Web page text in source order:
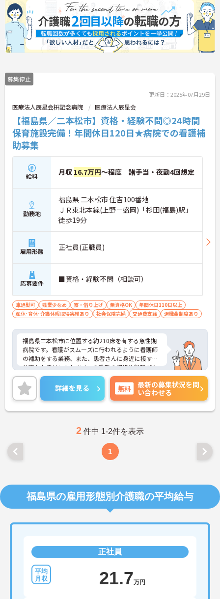
募集停止
更新日：2025年07月29日
医療法人辰星会枡記念病院 医療法人辰星会
【福島県／二本松市】資格・経験不問◎24時間
保育施設完備！年間休日120日★病院での看護補
助募集
給料 月収 16.7万円～程度 諸手当・夜勤4回想定
勤務地
福島県 二本松市 住吉100番地
ＪＲ東北本線(上野－盛岡)「杉田(福島)駅」
徒歩19分
雇用形態 正社員(正職員)
応募要件 ■資格・経験不問（相談可）
車通勤可 残業少なめ 寮・借り上げ 無資格OK
年間休日110日以上
産休･育休･介護休暇取得実績あり
社会保険完備 交通費支給 退職金制度あり
福島県二本松市に位置する約210床を有する急性期
病院です。看護がスムーズに行われるように看護師
の補助をする業務、また、患者さんに身近に接する
仕事もお任せいたします。介護系の資格や経験がな
い方も相談可能です。年間休日は120日あり、メリ
ハリのある勤務が可能です。24時間保育施設も完備
されており、子育て中の方も安心です。ご興味ある
方には、面接対策ポイントなど、さらに詳細をお話
しいたしますのでお気軽にご相談ください！
詳細を見る 無料
最新の募集状況を問
い合わせる
2 件中 1-2件を表示
1
福島県の雇用形態別介護職の平均給与
正社員
21.7万円